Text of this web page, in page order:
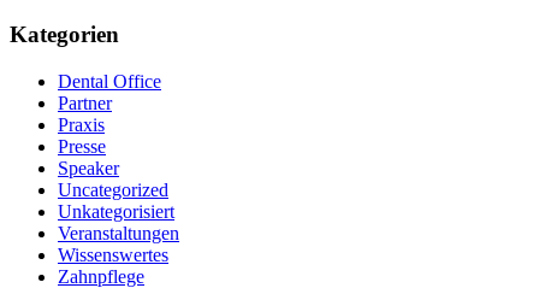
Kategorien
Dental Office
Partner
Praxis
Presse
Speaker
Uncategorized
Unkategorisiert
Veranstaltungen
Wissenswertes
Zahnpflege